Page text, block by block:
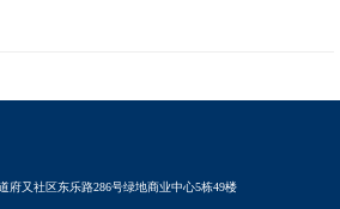
府又社区东乐路286号绿地商业中心5栋49楼